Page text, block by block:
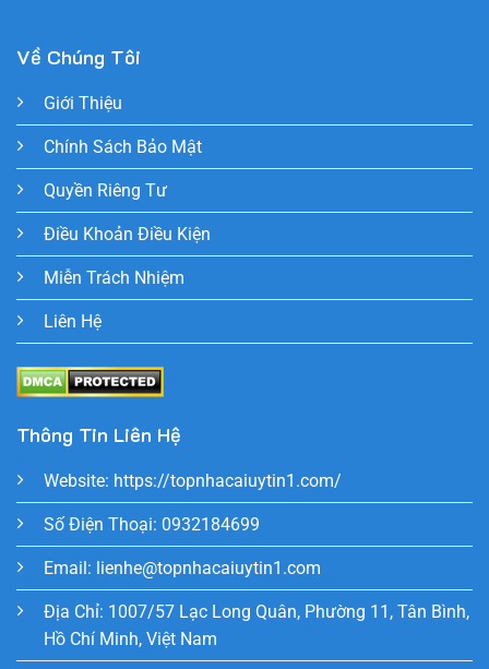
Về Chúng Tôi
Giới Thiệu
Chính Sách Bảo Mật
Quyền Riêng Tư
Điều Khoản Điều Kiện
Miễn Trách Nhiệm
Liên Hệ
Thông Tin Liên Hệ
Website: https://topnhacaiuytin1.com/
Số Điện Thoại: 0932184699
Email: lienhe@topnhacaiuytin1.com
Địa Chỉ: 1007/57 Lạc Long Quân, Phường 11, Tân Bình,
Hồ Chí Minh, Việt Nam